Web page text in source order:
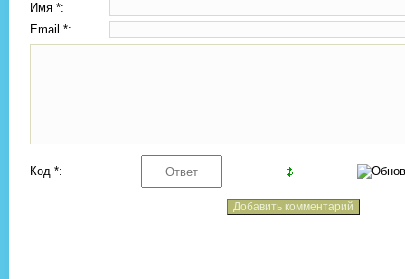
Имя *:
Email *:
Код *: